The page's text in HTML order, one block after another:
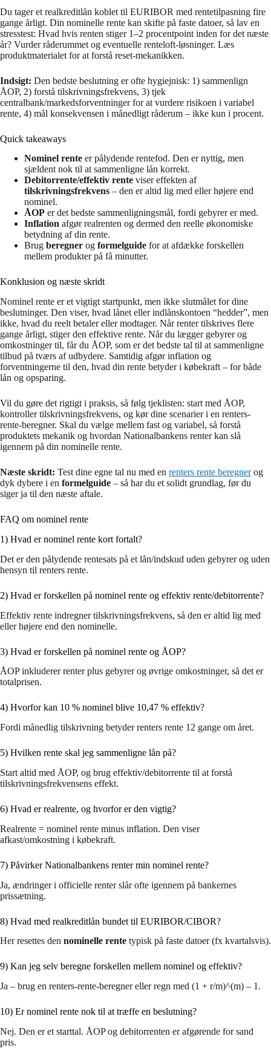
Du tager et realkreditlån koblet til EURIBOR med rentetilpasning fire
gange årligt. Din nominelle rente kan skifte på faste datoer, så lav en
stresstest: Hvad hvis renten stiger 1–2 procentpoint inden for det næste
år? Vurder råderummet og eventuelle renteloft-løsninger. Læs
produktmaterialet for at forstå reset-mekanikken.
Indsigt: Den bedste beslutning er ofte hygiejnisk: 1) sammenlign
ÅOP, 2) forstå tilskrivningsfrekvens, 3) tjek
centralbank/markedsforventninger for at vurdere risikoen i variabel
rente, 4) mål konsekvensen i månedligt råderum – ikke kun i procent.
Quick takeaways
Nominel rente er pålydende rentefod. Den er nyttig, men
sjældent nok til at sammenligne lån korrekt.
Debitorrente/effektiv rente viser effekten af
tilskrivningsfrekvens – den er altid lig med eller højere end
nominel.
ÅOP er det bedste sammenligningsmål, fordi gebyrer er med.
Inflation afgør realrenten og dermed den reelle økonomiske
betydning af din rente.
Brug beregner og formelguide for at afdække forskellen
mellem produkter på få minutter.
Konklusion og næste skridt
Nominel rente er et vigtigt startpunkt, men ikke slutmålet for dine
beslutninger. Den viser, hvad lånet eller indlånskontoen “hedder”, men
ikke, hvad du reelt betaler eller modtager. Når renter tilskrives flere
gange årligt, stiger den effektive rente. Når du lægger gebyrer og
omkostninger til, får du ÅOP, som er det bedste tal til at sammenligne
tilbud på tværs af udbydere. Samtidig afgør inflation og
forventningerne til den, hvad din rente betyder i købekraft – for både
lån og opsparing.
Vil du gøre det rigtigt i praksis, så følg tjeklisten: start med ÅOP,
kontroller tilskrivningsfrekvens, og kør dine scenarier i en renters-
rente-beregner. Skal du vælge mellem fast og variabel, så forstå
produktets mekanik og hvordan Nationalbankens renter kan slå
igennem på din nominelle rente.
Næste skridt: Test dine egne tal nu med en renters rente beregnerog
dyk dybere i en formelguide – så har du et solidt grundlag, før du
siger ja til den næste aftale.
FAQ om nominel rente
1) Hvad er nominel rente kort fortalt?
Det er den pålydende rentesats på et lån/indskud uden gebyrer og uden
hensyn til renters rente.
2) Hvad er forskellen på nominel rente og effektiv rente/debitorrente?
Effektiv rente indregner tilskrivningsfrekvens, så den er altid lig med
eller højere end den nominelle.
3) Hvad er forskellen på nominel rente og ÅOP?
ÅOP inkluderer renter plus gebyrer og øvrige omkostninger, så det er
totalprisen.
4) Hvorfor kan 10 % nominel blive 10,47 % effektiv?
Fordi månedlig tilskrivning betyder renters rente 12 gange om året.
5) Hvilken rente skal jeg sammenligne lån på?
Start altid med ÅOP, og brug effektiv/debitorrente til at forstå
tilskrivningsfrekvensens effekt.
6) Hvad er realrente, og hvorfor er den vigtig?
Realrente = nominel rente minus inflation. Den viser
afkast/omkostning i købekraft.
7) Påvirker Nationalbankens renter min nominel rente?
Ja, ændringer i officielle renter slår ofte igennem på bankernes
prissætning.
8) Hvad med realkreditlån bundet til EURIBOR/CIBOR?
Her resettes den nominelle rente typisk på faste datoer (fx kvartalsvis).
9) Kan jeg selv beregne forskellen mellem nominel og effektiv?
Ja – brug en renters-rente-beregner eller regn med (1 + r/m)^(m) – 1.
10) Er nominel rente nok til at træffe en beslutning?
Nej. Den er et starttal. ÅOP og debitorrenten er afgørende for sand
pris.